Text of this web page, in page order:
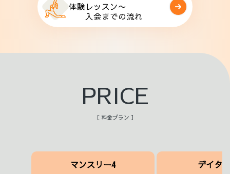
体験レッスン〜
入会までの流れ
PRICE
［ 料金プラン ］
マンスリー4 デイタ